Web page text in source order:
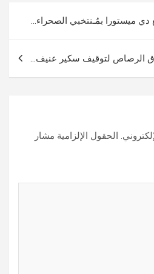
دي ميستورا بمُـنتخبي الصحراء…
الرصاص لتوقيف سكير عنيف…
الحقول الإلزامية مشار